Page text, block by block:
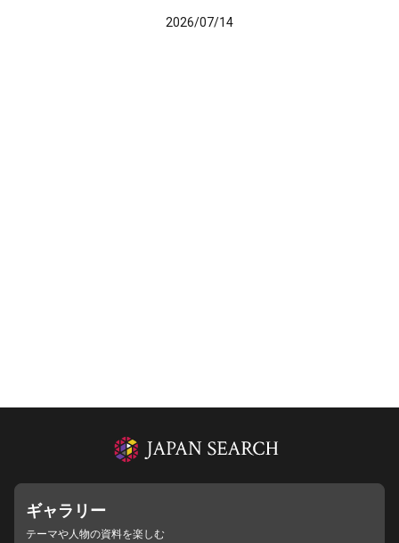
2026/07/14
ギャラリー
テーマや人物の資料を楽しむ